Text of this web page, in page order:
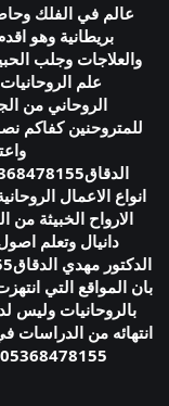
عالم في الفلك
بريطانية وهو
والعلاجات وجلب
علم
الروحاني من
للمتروحنين كفاكم
انواع الاعمال
الارواح الخبيثة
دانيال وتعلم
بان المواقع التي
بالروحانيات وليس
انتهائه من الدراسات